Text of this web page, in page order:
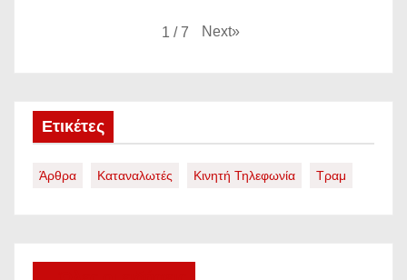
1 / 7 Next»
Ετικέτες
Άρθρα Καταναλωτές Κινητή Τηλεφωνία Τραμ